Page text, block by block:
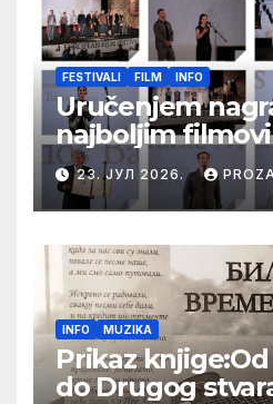
FESTIVALI FILM INFO
Uručenjem
najboljim
„Aleksandar
Bajiću svečano
Festival
23. ЈУЛ 2026.
INFO MUZIKA
Prikaz
do Drugog